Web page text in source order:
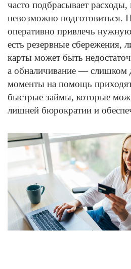
часто подбрасывает
невозможно подготовиться.
оперативно привлечь
есть резервные сбережения,
карты может быть
а обналичивание — слишком
моменты на помощь
быстрые займы, которые
лишней бюрократии и